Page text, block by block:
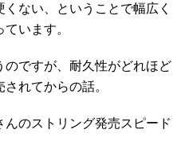
ない、ということで幅広く
います。
ですが、耐久性がどれほど
れてからの話。
のストリング発売スピード